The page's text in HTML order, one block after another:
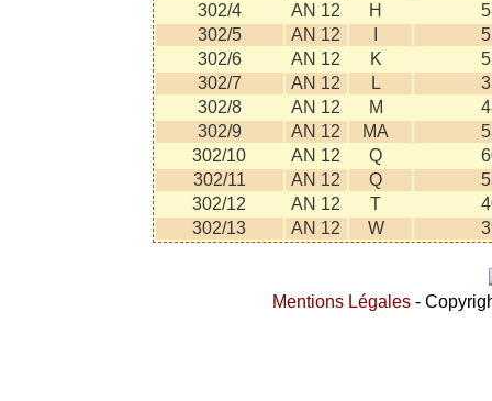
302/4
AN 12 H
302/5
AN 12
302/6
AN 12 K
302/7
AN 12 L
302/8
AN 12 M
302/9
AN 12 MA
302/10
AN 12 Q
302/11
AN 12 Q
302/12
AN 12 T
302/13
AN 12 W
Mentions Légales -